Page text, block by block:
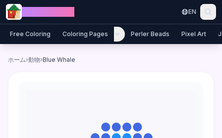
Skip to content
EN
Free Coloring Coloring Pages Perler Beads Pixel Art
ホーム›動物›Blue Whale